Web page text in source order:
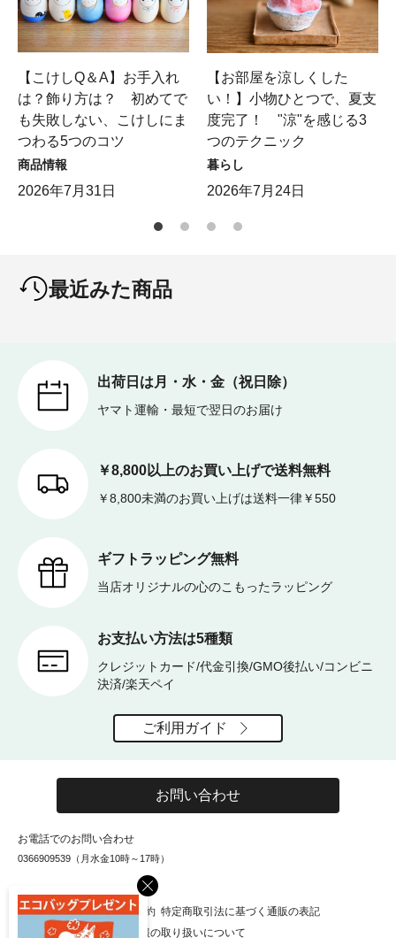
×
【こけしQ＆A】お手入れ
は？飾り方は？ 初めてで
も失敗しない、こけしにま
つわる5つのコツ
商品情報
2026年7月31日
【お部屋を涼しくした
い！】小物ひとつで、夏支
度完了！ "涼"を感じる3
つのテクニック
暮らし
2026年7月24日
最近みた商品
出荷日は月・水・金（祝日除）
ヤマト運輸・最短で翌日のお届け
￥8,800以上のお買い上げで送料無料
￥8,800未満のお買い上げは送料一律￥550
ギフトラッピング無料
当店オリジナルの心のこもったラッピング
お支払い方法は5種類
クレジットカード/代金引換/GMO後払い/コンビニ
決済/楽天ペイ
ご利用ガイド
お問い合わせ
お電話でのお問い合わせ
0366909539（月水金10時～17時）
お知らせ 会社概要 利用規約 特定商取引法に基づく通販の表記
個人情報保護方針 個人情報の取り扱いについて